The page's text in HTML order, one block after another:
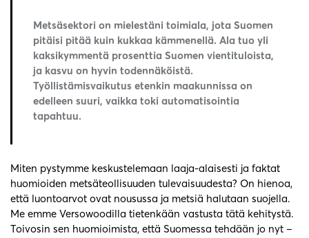
Metsäsektori on mielestäni toimiala, jota Suomen
pitäisi pitää kuin kukkaa kämmenellä. Ala tuo yli
kaksikymmentä prosenttia Suomen vientituloista,
ja kasvu on hyvin todennäköistä.
Työllistämisvaikutus etenkin maakunnissa on
edelleen suuri, vaikka toki automatisointia
tapahtuu.
Miten pystymme keskustelemaan laaja-alaisesti ja faktat
huomioiden metsäteollisuuden tulevaisuudesta? On hienoa,
että luontoarvot ovat nousussa ja metsiä halutaan suojella.
Me emme Versowoodilla tietenkään vastusta tätä kehitystä.
Toivosin sen huomioimista, että Suomessa tehdään jo nyt –